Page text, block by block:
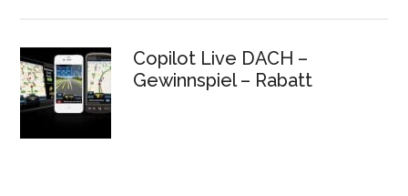
Copilot Live DACH –
Gewinnspiel – Rabatt